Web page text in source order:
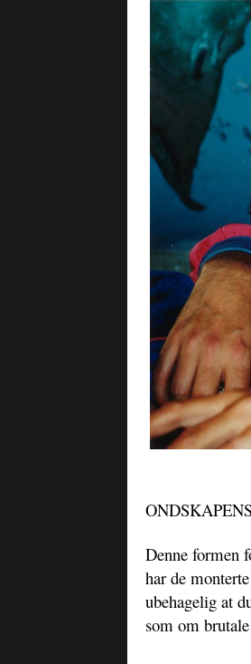
Denne formen
har de
ubehagelig at
som om